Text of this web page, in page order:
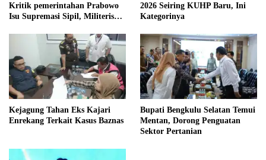
Kritik pemerintahan Prabowo
Isu Supremasi Sipil, Militerisasi,
2026 Seiring KUHP Baru, Ini
Kategorinya
Kejagung Tahan Eks Kajari
Enrekang Terkait Kasus Baznas
Bupati Bengkulu Selatan Temui
Mentan, Dorong Penguatan
Sektor Pertanian